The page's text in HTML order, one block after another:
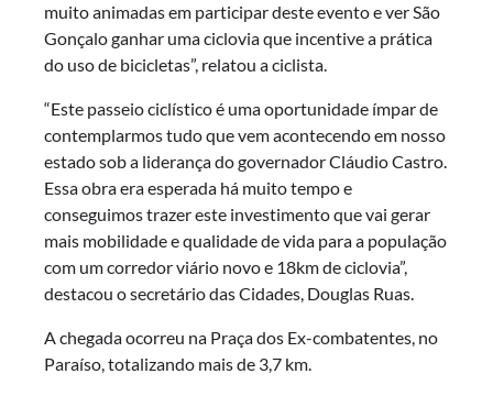
muito animadas em participar deste evento e ver São
Gonçalo ganhar uma ciclovia que incentive a prática
do uso de bicicletas”, relatou a ciclista.
“Este passeio ciclístico é uma oportunidade ímpar de
contemplarmos tudo que vem acontecendo em nosso
estado sob a liderança do governador Cláudio Castro.
Essa obra era esperada há muito tempo e
conseguimos trazer este investimento que vai gerar
mais mobilidade e qualidade de vida para a população
com um corredor viário novo e 18km de ciclovia”,
destacou o secretário das Cidades, Douglas Ruas.
A chegada ocorreu na Praça dos Ex-combatentes, no
Paraíso, totalizando mais de 3,7 km.